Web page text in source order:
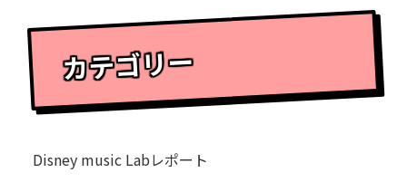
カテゴリー
Disney music Labレポート